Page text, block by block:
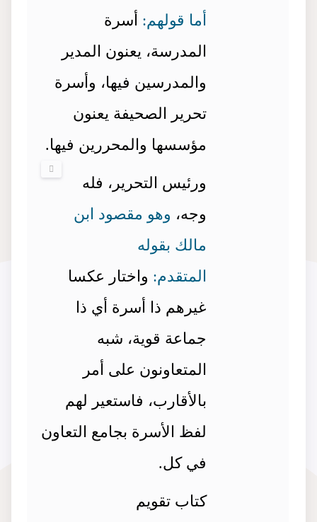
أما قولهم: أسرة
المدرسة، يعنون المدير
والمدرسين فيها، وأسرة
تحرير الصحيفة يعنون
مؤسسها والمحررين فيها.
ورئيس التحرير، فله
وجه، وهو مقصود ابن
مالك بقوله
المتقدم: واختار عكسا
غيرهم ذا أسرة أي ذا
جماعة قوية، شبه
المتعاونون على أمر
بالأقارب، فاستعير لهم
لفظ الأسرة بجامع التعاون
في كل.
كتاب تقويم